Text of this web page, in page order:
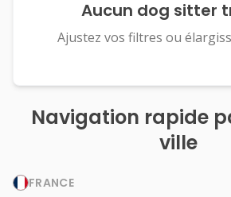
Aucun dog sitter
Ajustez vos filtres ou
Navigation rapide
ville
FRANCE